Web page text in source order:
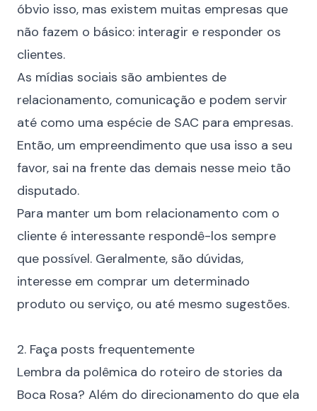
óbvio isso, mas existem muitas empresas que
não fazem o básico: interagir e responder os
clientes.
As mídias sociais são ambientes de
relacionamento, comunicação e podem servir
até como uma espécie de SAC para empresas.
Então, um empreendimento que usa isso a seu
favor, sai na frente das demais nesse meio tão
disputado.
Para manter um bom relacionamento com o
cliente é interessante respondê-los sempre
que possível. Geralmente, são dúvidas,
interesse em comprar um determinado
produto ou serviço, ou até mesmo sugestões.
2. Faça posts frequentemente
Lembra da polêmica do roteiro de stories da
Boca Rosa? Além do direcionamento do que ela